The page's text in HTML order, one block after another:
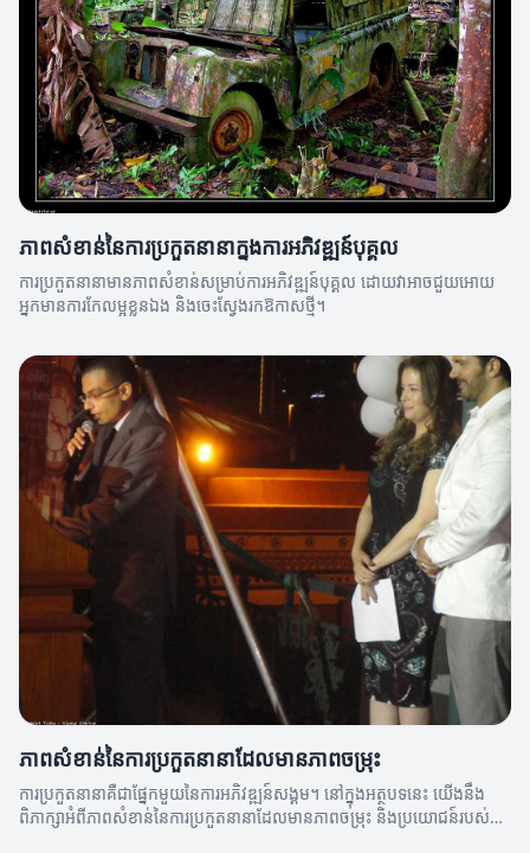
ភាពសំខាន់នៃការប្រកួតនានាក្នុងការអភិវឌ្ឍន៍បុគ្គល
ការប្រកួតនានា​មានភាពសំខាន់សម្រាប់ការអភិវឌ្ឍន៍បុគ្គល ដោយវាអាចជួយអោយ
អ្នកមានការកែលម្អខ្លួនឯង និងចេះស្វែងរកឱកាសថ្មី។
ភាពសំខាន់នៃការប្រកួតនានាដែលមានភាពចម្រុះ
ការប្រកួតនានាគឺជាផ្នែកមួយនៃការអភិវឌ្ឍន៍សង្គម។ នៅក្នុងអត្ថបទនេះ យើងនឹង
ពិភាក្សាអំពីភាពសំខាន់នៃការប្រកួតនានាដែលមានភាពចម្រុះ និងប្រយោជន៍របស់វា